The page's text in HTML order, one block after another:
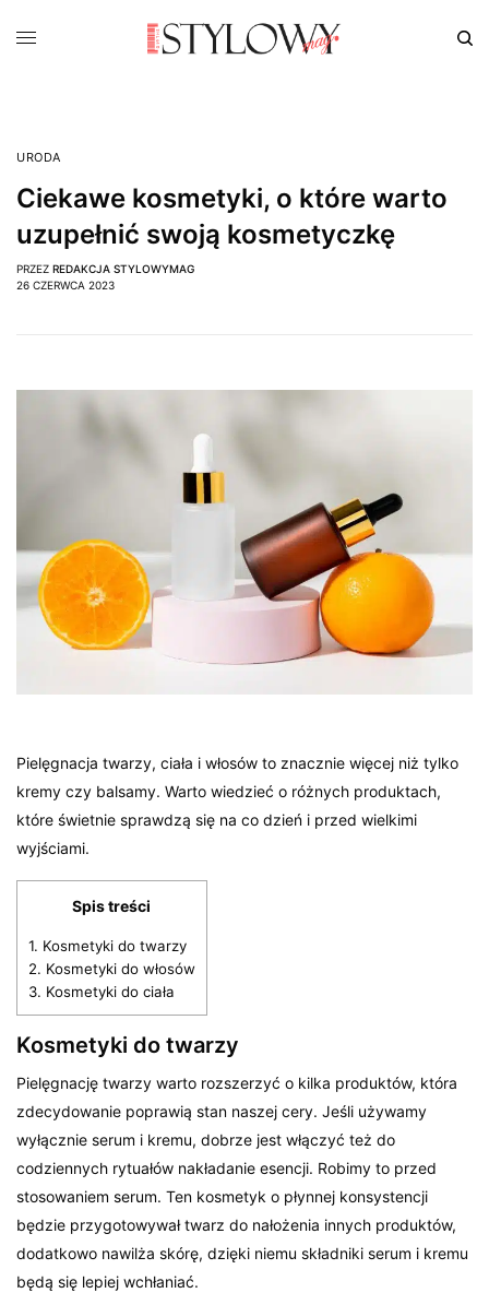
URODA
Ciekawe kosmetyki, o które warto
uzupełnić swoją kosmetyczkę
PRZEZ REDAKCJA STYLOWYMAG
26 CZERWCA 2023
Pielęgnacja twarzy, ciała i włosów to znacznie więcej niż tylko
kremy czy balsamy. Warto wiedzieć o różnych produktach,
które świetnie sprawdzą się na co dzień i przed wielkimi
wyjściami.
Spis treści
1. Kosmetyki do twarzy
2. Kosmetyki do włosów
3. Kosmetyki do ciała
Kosmetyki do twarzy
Pielęgnację twarzy warto rozszerzyć o kilka produktów, która
zdecydowanie poprawią stan naszej cery. Jeśli używamy
wyłącznie serum i kremu, dobrze jest włączyć też do
codziennych rytuałów nakładanie esencji. Robimy to przed
stosowaniem serum. Ten kosmetyk o płynnej konsystencji
będzie przygotowywał twarz do nałożenia innych produktów,
dodatkowo nawilża skórę, dzięki niemu składniki serum i kremu
będą się lepiej wchłaniać.